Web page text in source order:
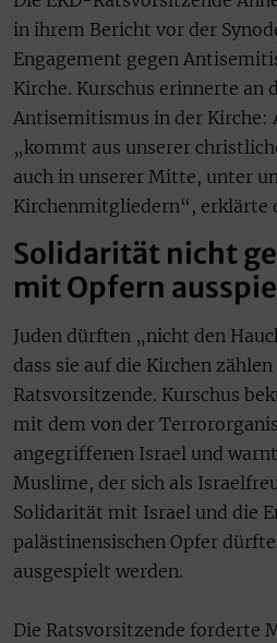
in ihrem Bericht vor der
Engagement gegen
Kirche. Kurschus erinnerte an
Antisemitismus in der Kirche:
„kommt aus unserer
auch in unserer Mitte, unter
Kirchenmitgliedern“, erklärte
Solidarität nicht
mit Opfern
Juden dürften „nicht den
dass sie auf die Kirchen
Ratsvorsitzende. Kurschus
mit dem von der
angegriffenen Israel und
Muslime, der sich als
Solidarität mit Israel und die
palästinensischen Opfer
ausgespielt werden.
Die Ratsvorsitzende forderte